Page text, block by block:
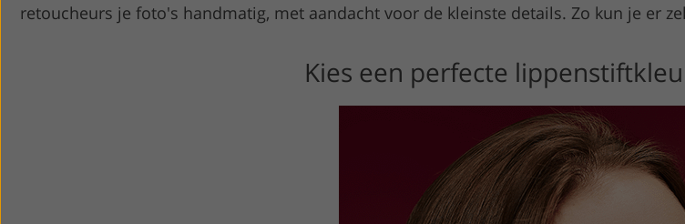
retoucheurs je foto's handmatig, met aandacht voor de kleinste details. Zo kun je er
Kies een perfecte